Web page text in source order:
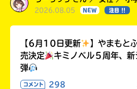
2026.08.05 NEW 注目 !!
【6月10日更新
】やまもと
売決定
キミノベル５周年、新
弾
コメント 298